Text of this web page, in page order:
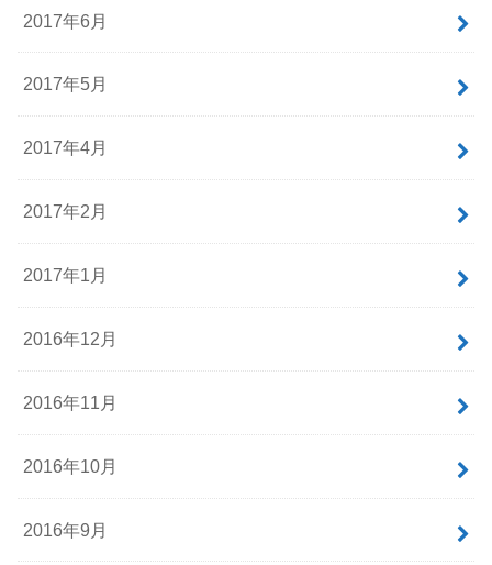
2017年6月
2017年5月
2017年4月
2017年2月
2017年1月
2016年12月
2016年11月
2016年10月
2016年9月